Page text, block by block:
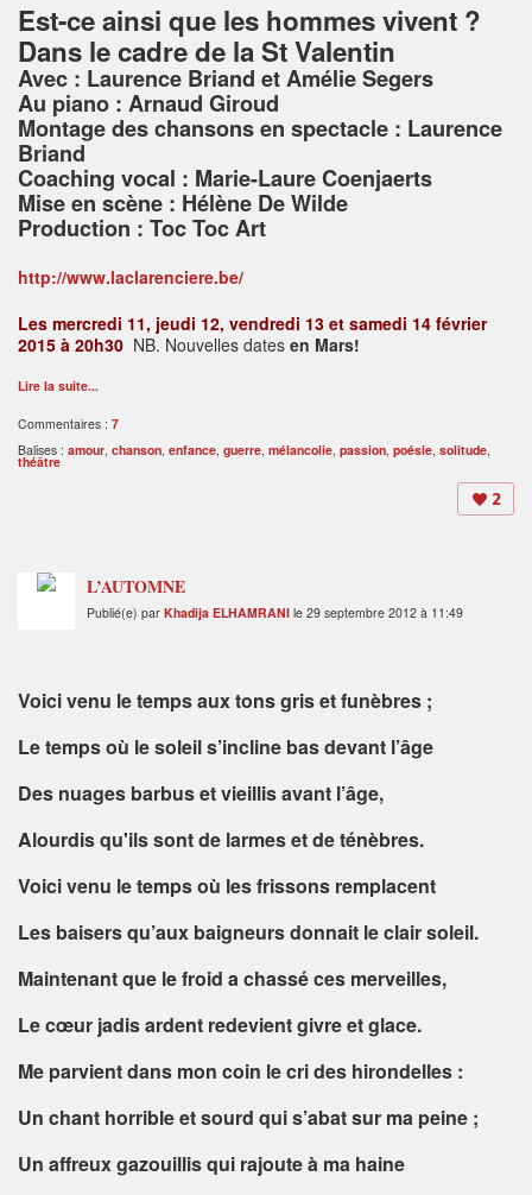
Est-ce ainsi que les hommes vivent ?
Dans le cadre de la St Valentin
Avec : Laurence Briand et Amélie Segers
Au piano : Arnaud Giroud
Montage des chansons en spectacle : Laurence
Briand
Coaching vocal : Marie-Laure Coenjaerts
Mise en scène : Hélène De Wilde
Production : Toc Toc Art
http://www.laclarenciere.be/
Les mercredi 11, jeudi 12, vendredi 13 et samedi 14 février
2015 à 20h30 NB. Nouvelles dates en Mars!
Lire la suite...
Commentaires : 7
Balises : amour, chanson, enfance, guerre, mélancolie, passion, poésie, solitude,
théâtre
2
L’AUTOMNE
Publié(e) par Khadija ELHAMRANI le 29 septembre 2012 à 11:49
Voici venu le temps aux tons gris et funèbres ;
Le temps où le soleil s’incline bas devant l’âge
Des nuages barbus et vieillis avant l’âge,
Alourdis qu'ils sont de larmes et de ténèbres.
Voici venu le temps où les frissons remplacent
Les baisers qu’aux baigneurs donnait le clair soleil.
Maintenant que le froid a chassé ces merveilles,
Le cœur jadis ardent redevient givre et glace.
Me parvient dans mon coin le cri des hirondelles :
Un chant horrible et sourd qui s’abat sur ma peine ;
Un affreux gazouillis qui rajoute à ma haine